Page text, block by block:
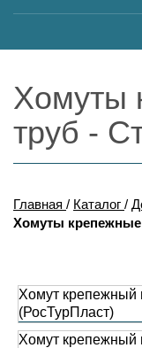
Хомуты
труб -
Главная / Каталог /
Хомуты
Хомут крепежный
(РосТурПласт)
Хомут крепежный